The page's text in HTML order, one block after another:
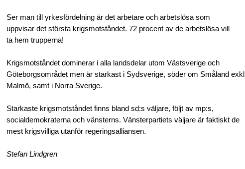
Ser man till yrkesfördelning är det arbetare och arbetslösa som
uppvisar det största krigsmotståndet. 72 procent av de arbetslösa vill
ta hem trupperna!
Krigsmotståndet dominerar i alla landsdelar utom Västsverige och
Göteborgsområdet men är starkast i Sydsverige, söder om Småland exkl
Malmö, samt i Norra Sverige.
Starkaste krigsmotståndet finns bland sd:s väljare, följt av mp:s,
socialdemokraterna och vänsterns. Vänsterpartiets väljare är faktiskt de
mest krigsvilliga utanför regeringsalliansen.
Stefan Lindgren